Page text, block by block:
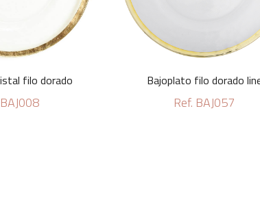
filo dorado Bajoplato filo dorado
Ref. BAJ057